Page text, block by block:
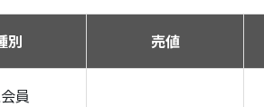
別 売値
員